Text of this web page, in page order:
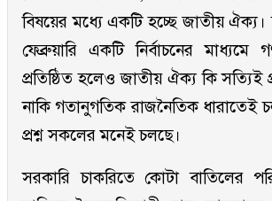
বিষয়ের মধ্যে একটি হচ্ছে জাতীয়
ফেব্রুয়ারি একটি নির্বাচনের মাধ্যমে
প্রতিষ্ঠিত হলেও জাতীয় ঐক্য কি সত্যিই
নাকি গতানুগতিক রাজনৈতিক ধারাতেই
প্রশ্ন সকলের মনেই চলছে।
সরকারি চাকরিতে কোটা বাতিলের